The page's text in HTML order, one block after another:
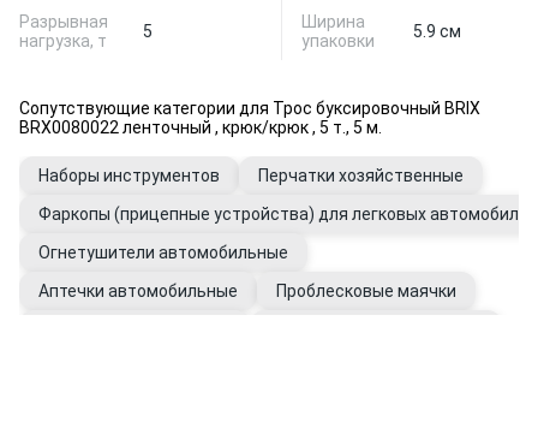
Разрывная
нагрузка, т
5
Ширина
упаковки
5.9 см
Сопутствующие категории для Трос буксировочный BRIX
BRX0080022 ленточный , крюк/крюк , 5 т., 5 м.
Наборы инструментов
Перчатки хозяйственные
Фаркопы (прицепные устройства) для легковых автомобилей
Огнетушители автомобильные
Аптечки автомобильные
Проблесковые маячки